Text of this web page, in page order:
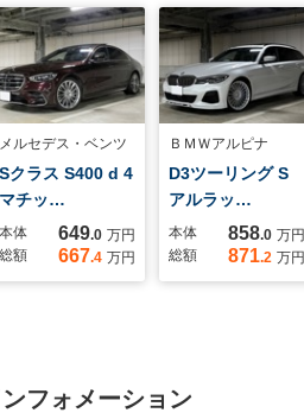
メルセデス・ベンツ
Sクラス S400 d 4
マチッ…
本体 649.0 万円
総額
667.4 万円
ＢＭＷアルピナ
D3ツーリング S
アルラッ…
本体 858.0 万円
総額
871.2 万円
フォメーション